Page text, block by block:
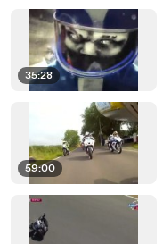
35:28
59:00